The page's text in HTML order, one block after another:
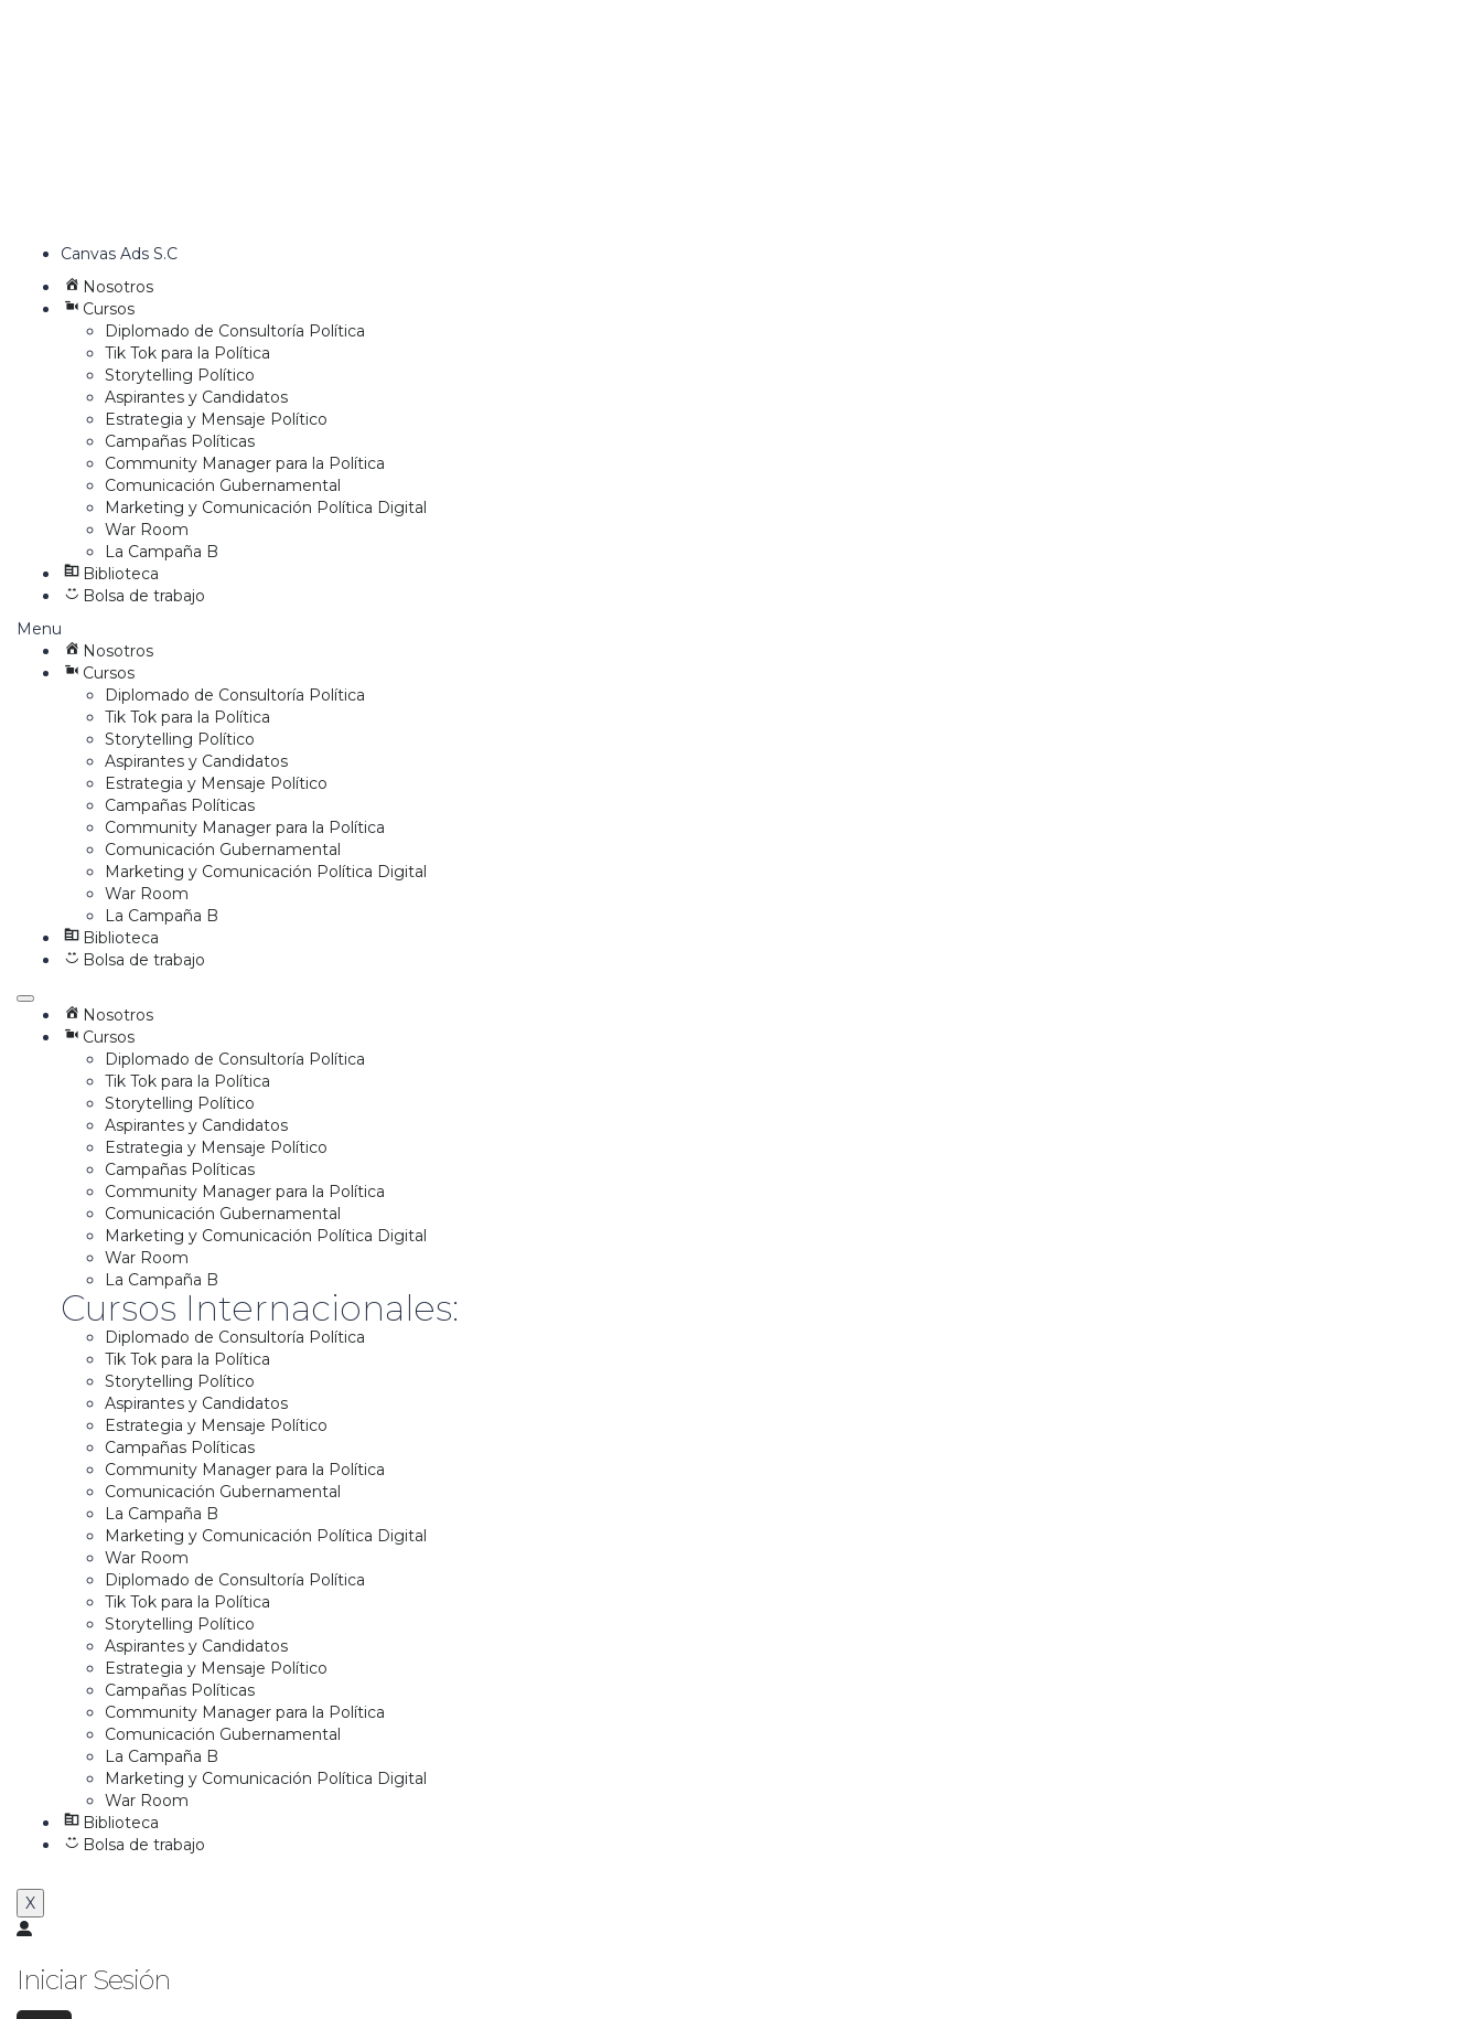
Canvas Ads S.C
Nosotros
Cursos
Diplomado de Consultoría Política
Tik Tok para la Política
Storytelling Político
Aspirantes y Candidatos
Estrategia y Mensaje Político
Campañas Políticas
Community Manager para la Política
Comunicación Gubernamental
Marketing y Comunicación Política Digital
War Room
La Campaña B
Biblioteca
Bolsa de trabajo
Menu
Nosotros
Cursos
Diplomado de Consultoría Política
Tik Tok para la Política
Storytelling Político
Aspirantes y Candidatos
Estrategia y Mensaje Político
Campañas Políticas
Community Manager para la Política
Comunicación Gubernamental
Marketing y Comunicación Política Digital
War Room
La Campaña B
Biblioteca
Bolsa de trabajo
Nosotros
Cursos
Diplomado de Consultoría Política
Tik Tok para la Política
Storytelling Político
Aspirantes y Candidatos
Estrategia y Mensaje Político
Campañas Políticas
Community Manager para la Política
Comunicación Gubernamental
Marketing y Comunicación Política Digital
War Room
La Campaña B
Cursos Internacionales:
Diplomado de Consultoría Política
Tik Tok para la Política
Storytelling Político
Aspirantes y Candidatos
Estrategia y Mensaje Político
Campañas Políticas
Community Manager para la Política
Comunicación Gubernamental
La Campaña B
Marketing y Comunicación Política Digital
War Room
Diplomado de Consultoría Política
Tik Tok para la Política
Storytelling Político
Aspirantes y Candidatos
Estrategia y Mensaje Político
Campañas Políticas
Community Manager para la Política
Comunicación Gubernamental
La Campaña B
Marketing y Comunicación Política Digital
War Room
Biblioteca
Bolsa de trabajo
X
Iniciar Sesión